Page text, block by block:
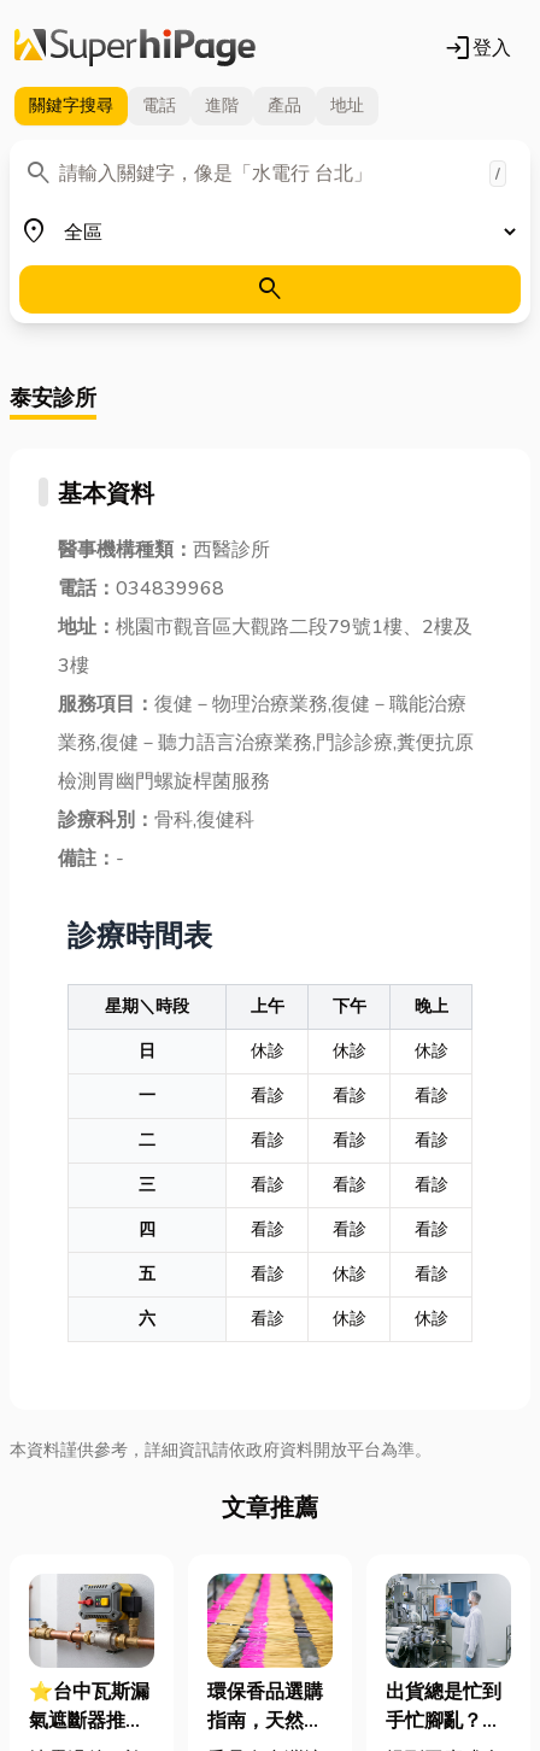
login登入
關鍵字搜尋 電話 進階 產品 地址
search
關鍵字 /
place
地區
search
泰安診所
基本資料
醫事機構種類： 西醫診所
電話： 034839968
地址： 桃園市觀音區大觀路二段79號1樓、2樓及
3樓
服務項目： 復健－物理治療業務,復健－職能治療
業務,復健－聽力語言治療業務,門診診療,糞便抗原
檢測胃幽門螺旋桿菌服務
診療科別： 骨科,復健科
備註： -
診療時間表
星期＼時段 上午 下午
晚上
日
休診 休診
休診
一
看診 看診
看診
二
看診 看診
看診
三
看診 看診
看診
四
看診 看診
看診
五
看診 休診
看診
六
看診 休診 休診
本資料謹供參考，詳細資訊請依政府資料開放平台為準。
文章推薦
⭐台中瓦斯漏
氣遮斷器推薦
環保香品選購
指南，天然香
出貨總是忙到
手忙腳亂？包